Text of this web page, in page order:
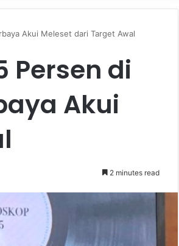
Akui Meleset dari Target Awal
Persen di
Akui
2 minutes read